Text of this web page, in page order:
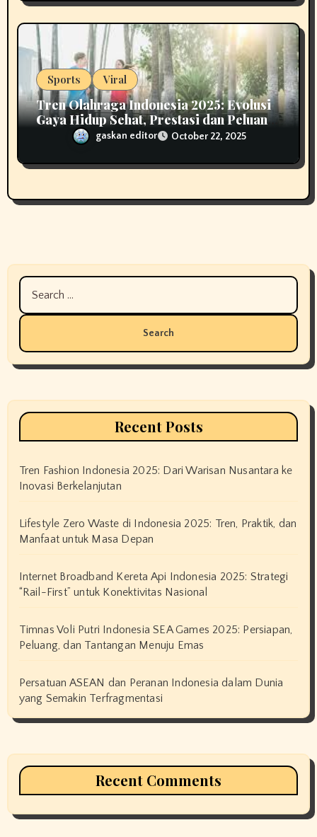
Sports Viral
Tren Olahraga Indonesia 2025: Evolusi
Gaya Hidup Sehat, Prestasi dan Peluang
Industri Fitness
gaskan editor October 22, 2025
Search
for:
Recent Posts
Tren Fashion Indonesia 2025: Dari Warisan Nusantara ke
Inovasi Berkelanjutan
Lifestyle Zero Waste di Indonesia 2025: Tren, Praktik, dan
Manfaat untuk Masa Depan
Internet Broadband Kereta Api Indonesia 2025: Strategi
“Rail-First” untuk Konektivitas Nasional
Timnas Voli Putri Indonesia SEA Games 2025: Persiapan,
Peluang, dan Tantangan Menuju Emas
Persatuan ASEAN dan Peranan Indonesia dalam Dunia
yang Semakin Terfragmentasi
Recent Comments